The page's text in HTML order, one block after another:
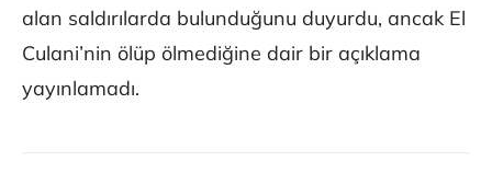
alan saldırılarda bulunduğunu duyurdu, ancak El
Culani’nin ölüp ölmediğine dair bir açıklama
yayınlamadı.